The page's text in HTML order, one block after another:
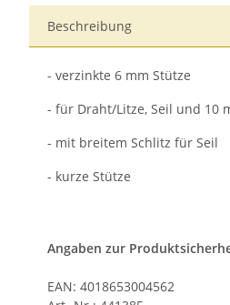
Beschreibung
- verzinkte 6 mm Stütze
- für Draht/Litze, Seil und 10
- mit breitem Schlitz für Seil
- kurze Stütze
Angaben zur
EAN: 4018653004562